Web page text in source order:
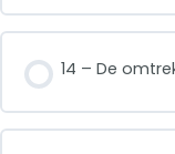
14 – De